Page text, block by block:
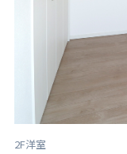
2F洋室